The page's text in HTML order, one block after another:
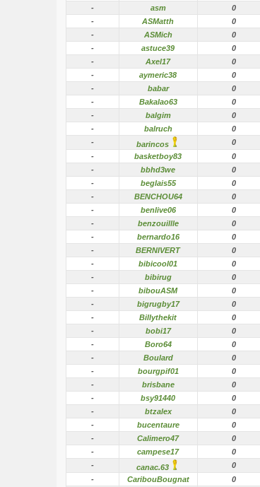
-
asm 0
-
ASMatth 0
-
ASMich 0
-
astuce39 0
-
Axel17 0
-
aymeric38 0
-
babar 0
-
Bakalao63 0
-
balgim 0
-
balruch 0
-
barincos 0
-
basketboy83 0
-
bbhd3we 0
-
beglais55 0
-
BENCHOU64 0
-
benlive06 0
-
benzouillle 0
-
bernardo16 0
-
BERNIVERT 0
-
bibicool01 0
-
bibirug 0
-
bibouASM 0
-
bigrugby17 0
-
Billythekit 0
-
bobi17 0
-
Boro64 0
-
Boulard 0
-
bourgpif01 0
-
brisbane 0
-
bsy91440 0
-
btzalex 0
-
bucentaure 0
-
Calimero47 0
-
campese17 0
-
canac.63 0
-
CaribouBougnat 0